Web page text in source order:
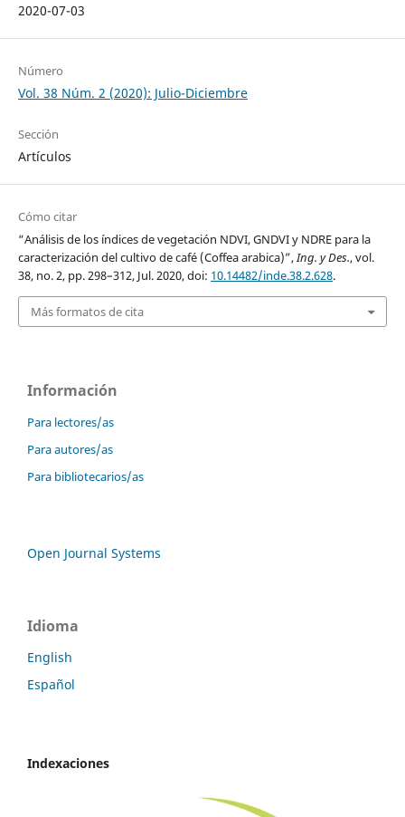
2020-07-03
Número
Vol. 38 Núm. 2 (2020): Julio-Diciembre
Sección
Artículos
Cómo citar
“Análisis de los índices de vegetación NDVI, GNDVI y NDRE para la
caracterización del cultivo de café (Coffea arabica)”,Ing. y Des., vol.
38, no. 2, pp. 298–312, Jul. 2020, doi: 10.14482/inde.38.2.628.
Más formatos de cita
Información
Para lectores/as
Para autores/as
Para bibliotecarios/as
Open Journal Systems
Idioma
English
Español
Indexaciones